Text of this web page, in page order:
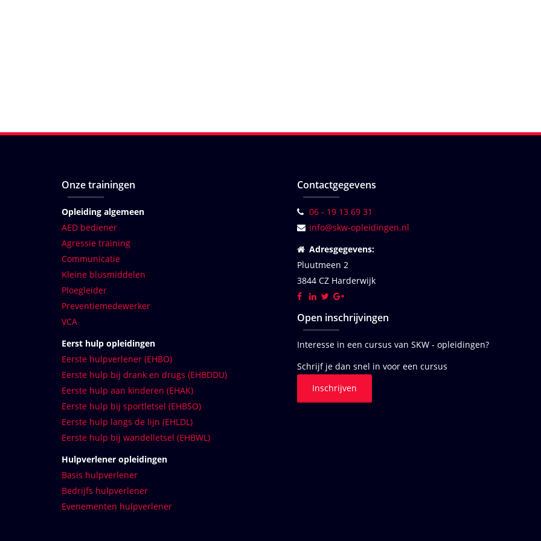
Onze trainingen
Opleiding algemeen
AED bediener
Agressie training
Communicatie
Kleine blusmiddelen
Ploegleider
Preventiemedewerker
VCA
Eerst hulp opleidingen
Eerste hulpverlener (EHBO)
Eerste hulp bij drank en drugs (EHBDDU)
Eerste hulp aan kinderen (EHAK)
Eerste hulp bij sportletsel (EHBSO)
Eerste hulp langs de lijn (EHLDL)
Eerste hulp bij wandelletsel (EHBWL)
Hulpverlener opleidingen
Basis hulpverlener
Bedrijfs hulpverlener
Evenementen hulpverlener
Contactgegevens
06 - 19 13 69 31
info@skw-opleidingen.nl
Adresgegevens:
Pluutmeen 2
3844 CZ Harderwijk
Open inschrijvingen
Interesse in een cursus van SKW - opleidingen?
Schrijf je dan snel in voor een cursus
Inschrijven